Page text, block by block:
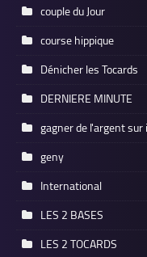
couple du Jour
course hippique
Dénicher les Tocards
DERNIERE MINUTE
gagner de l'argent
geny
International
LES 2 BASES
LES 2 TOCARDS